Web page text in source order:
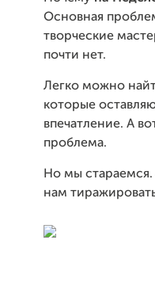
Основная
творческие
почти нет.
Легко можно
которые
впечатление. А
проблема.
Но мы
нам